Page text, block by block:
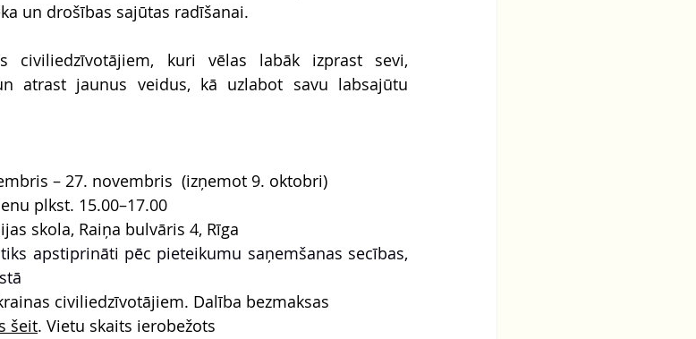
un drošības sajūtas radīšanai.
civiliedzīvotājiem, kuri vēlas labāk izprast sevi,
atrast jaunus veidus, kā uzlabot savu labsajūtu
– 27. novembris  (izņemot 9. oktobri)
plkst. 15.00–17.00
skola, Raiņa bulvāris 4, Rīga
apstiprināti pēc pieteikumu saņemšanas secības,
civiliedzīvotājiem. Dalība bezmaksas
šeit. Vietu skaits ierobežots